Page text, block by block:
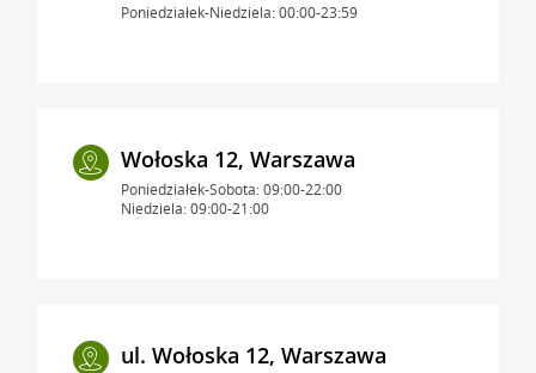
Poniedziałek-Niedziela: 00:00-23:59
Wołoska 12, Warszawa
Poniedziałek-Sobota: 09:00-22:00
Niedziela: 09:00-21:00
ul. Wołoska 12, Warszawa